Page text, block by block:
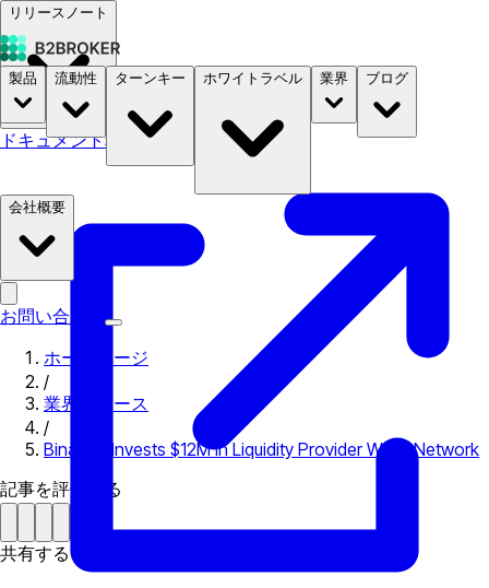
リリースノート
ドキュメント料金 B2STORE
製品 流動性 ターンキー ホワイトラベル 業界 ブログ
会社概要
お問い合わせ
ホームページ
/
業界ニュース
/
Binance Invests $12M in Liquidity Provider WOO Network
記事を評価する
共有する